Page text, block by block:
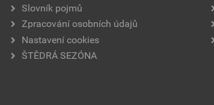
Slovník pojmů
Zpracování osobních údajů
Nastavení cookies
ŠTĚDRÁ SEZÓNA